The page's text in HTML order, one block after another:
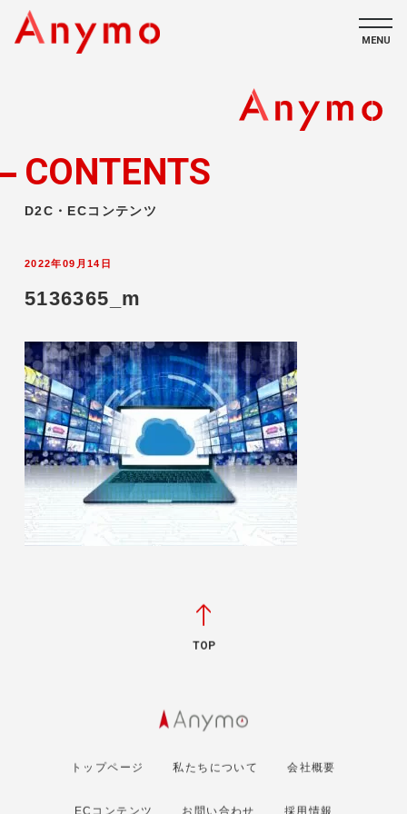
私たちについて
MENU
CONTENTS
D2C・ECコンテンツ
2022年09月14日
5136365_m
TOP
トップページ 私たちについて 会社概要
ECコンテンツ お問い合わせ 採用情報